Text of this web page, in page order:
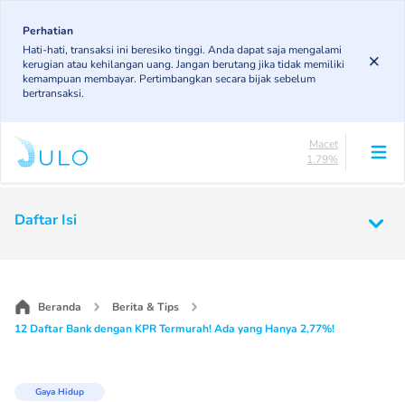
main
content
Perhatian
Hati-hati, transaksi ini beresiko tinggi. Anda dapat saja mengalami
kerugian atau kehilangan uang. Jangan berutang jika tidak memiliki
kemampuan membayar. Pertimbangkan secara bijak sebelum
bertransaksi.
Main
3.43%
KL
4.85%
Macet
1.79%
Macet
Daftar Isi
Beranda
Berita & Tips
12 Daftar Bank dengan KPR Termurah! Ada yang Hanya 2,77%!
Gaya Hidup